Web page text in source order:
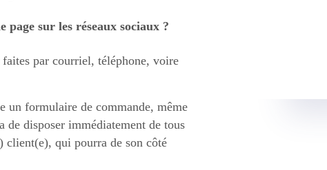
sur les réseaux sociaux ?
par courriel, téléphone, voire
un formulaire de commande, même
disposer immédiatement de tous
client(e), qui pourra de son côté